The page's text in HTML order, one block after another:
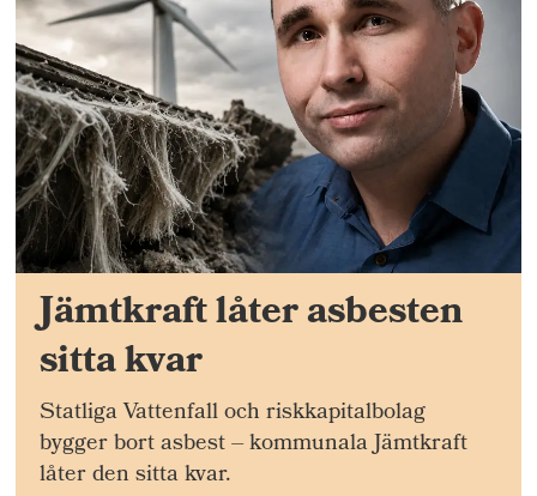
Jämtkraft låter asbesten
sitta kvar
Statliga Vattenfall och riskkapitalbolag
bygger bort asbest – kommunala Jämtkraft
låter den sitta kvar.